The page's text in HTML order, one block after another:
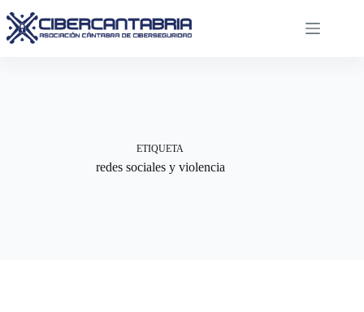
al
contenido
ETIQUETA
redes sociales y violencia